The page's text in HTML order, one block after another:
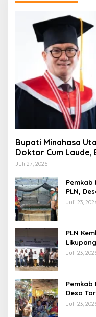
Bupati Minahasa
Doktor Cum
Kualitas
Juli 27, 2026
Pemkab
PLN,
Pangan
Juli 23,
PLN
Juli 23,
Pemkab
Desa
Juli 23,